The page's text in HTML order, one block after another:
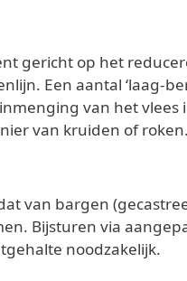
gericht op het
Een aantal ‘laag-
van het vlees
van kruiden of roken.
van bargen
Bijsturen via
noodzakelijk.